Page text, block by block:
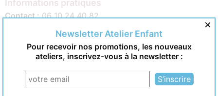
Informations pratiques
Contact :06 10 24 40 82
5 à 12 ans
Date et horaires :2h (ou 2h30 avec option)
Formule pour 10 enfants inclus à 230€ (jusqu’à 15
max, 15€ / enfant)
Nous intervenons jusqu’à 60km de la zone
Newsletter Atelier Enfant
Pour recevoir nos promotions, les nouveaux
ateliers, inscrivez-vous à la newsletter :
×